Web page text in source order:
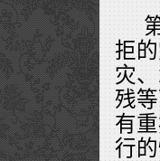
拒
灾
残
有
行